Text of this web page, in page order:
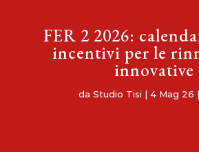
FER 2 2026:
incentivi per le
innovative
daStudio Tisi |4 Mag 26 |